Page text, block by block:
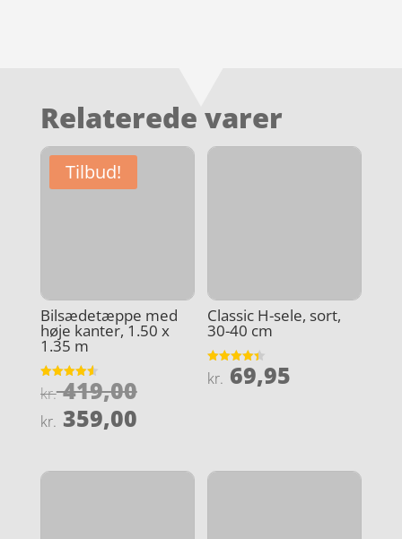
Relaterede varer
Tilbud!
Bilsædetæppe med
høje kanter, 1.50 x
1.35 m
Vurderet
4.6
kr.419,00Den
oprindelige
kr. 419,00.
kr. 359,00Den
pris
Classic H-sele, sort,
30-40 cm
Vurderet
4.4
kr. 69,95